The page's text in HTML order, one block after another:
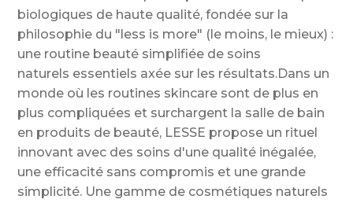
biologiques de haute qualité, fondée sur la
philosophie du "less is more" (le moins, le mieux) :
une routine beauté simplifiée de soins
naturels essentiels axée sur les résultats.Dans un
monde où les routines skincare sont de plus en
plus compliquées et surchargent la salle de bain
en produits de beauté, LESSE propose un rituel
innovant avec des soins d'une qualité inégalée,
une efficacité sans compromis et une grande
simplicité. Une gamme de cosmétiques naturels